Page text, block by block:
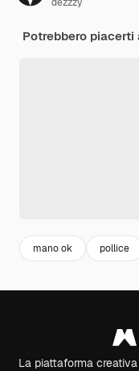
Potrebbero
mano ok pollice
La piattaforma